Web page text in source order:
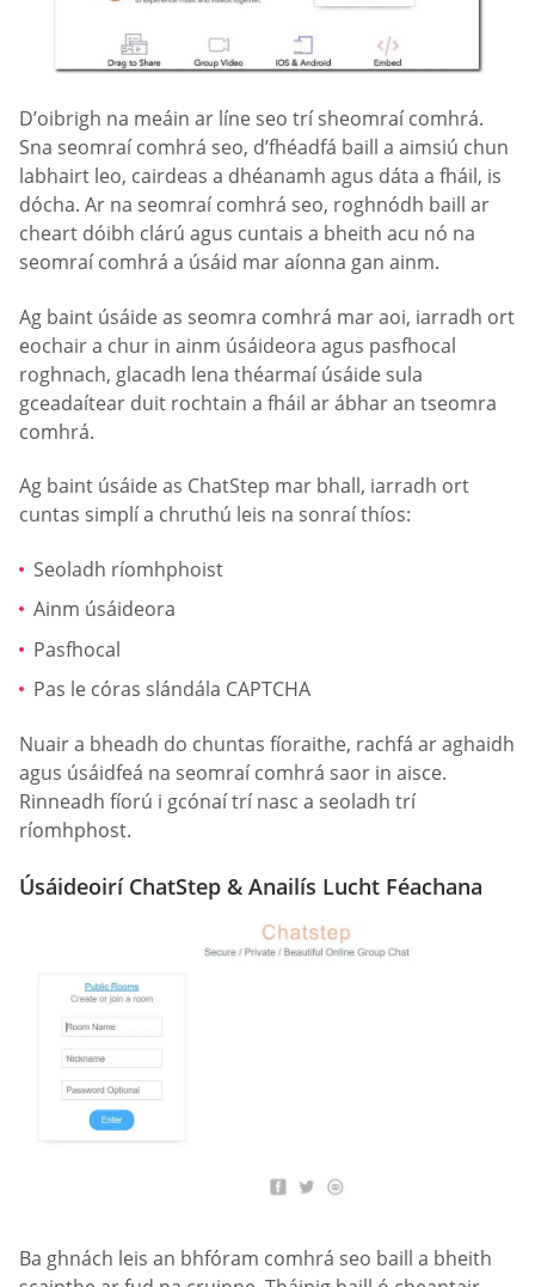
D’oibrigh na meáin ar líne seo trí sheomraí comhrá.
Sna seomraí comhrá seo, d’fhéadfá baill a aimsiú chun
labhairt leo, cairdeas a dhéanamh agus dáta a fháil, is
dócha. Ar na seomraí comhrá seo, roghnódh baill ar
cheart dóibh clárú agus cuntais a bheith acu nó na
seomraí comhrá a úsáid mar aíonna gan ainm.
Ag baint úsáide as seomra comhrá mar aoi, iarradh ort
eochair a chur in ainm úsáideora agus pasfhocal
roghnach, glacadh lena théarmaí úsáide sula
gceadaítear duit rochtain a fháil ar ábhar an tseomra
comhrá.
Ag baint úsáide as ChatStep mar bhall, iarradh ort
cuntas simplí a chruthú leis na sonraí thíos:
Seoladh ríomhphoist
Ainm úsáideora
Pasfhocal
Pas le córas slándála CAPTCHA
Nuair a bheadh do chuntas fíoraithe, rachfá ar aghaidh
agus úsáidfeá na seomraí comhrá saor in aisce.
Rinneadh fíorú i gcónaí trí nasc a seoladh trí
ríomhphost.
Úsáideoirí ChatStep & Anailís Lucht Féachana
Ba ghnách leis an bhfóram comhrá seo baill a bheith